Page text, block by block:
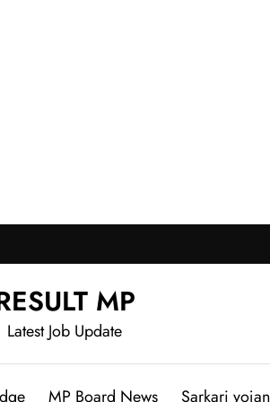
MP
Latest Job Update
MP Board News Sarkari